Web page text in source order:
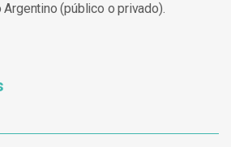
(público o privado).